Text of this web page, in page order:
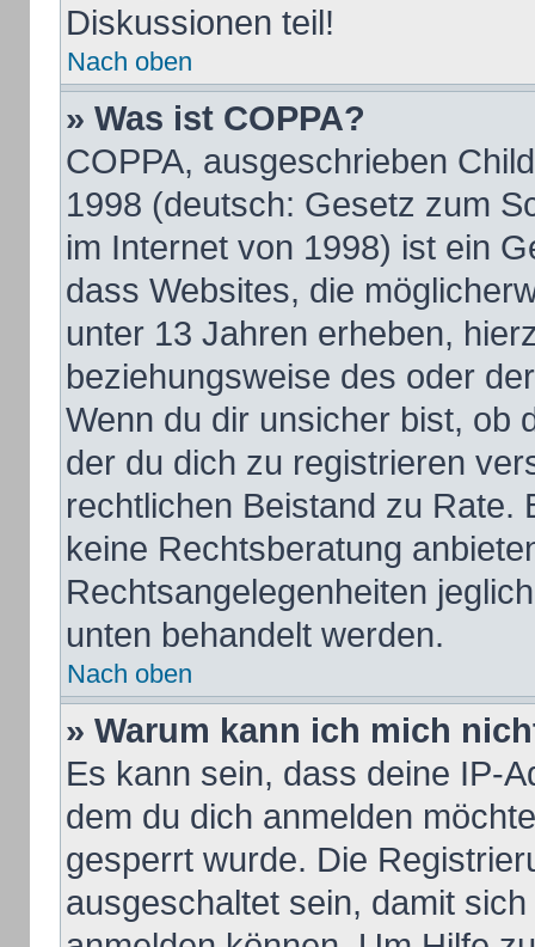
Diskussionen teil!
Nach oben
» Was ist COPPA?
COPPA, ausgeschrieben
1998 (deutsch: Gesetz zum
im Internet von 1998) ist ein
dass Websites, die
unter 13 Jahren erheben,
beziehungsweise des oder
Wenn du dir unsicher bist, ob
der du dich zu registrieren
rechtlichen Beistand zu Rate.
keine Rechtsberatung
Rechtsangelegenheiten
unten behandelt werden.
Nach oben
» Warum kann ich mich
Es kann sein, dass deine IP-
dem du dich anmelden
gesperrt wurde. Die
ausgeschaltet sein, damit